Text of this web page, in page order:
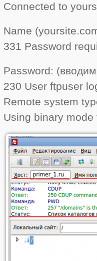
Connected to
Name
331 Password
Password:
230 User ftpuser
Remote system
Using binary